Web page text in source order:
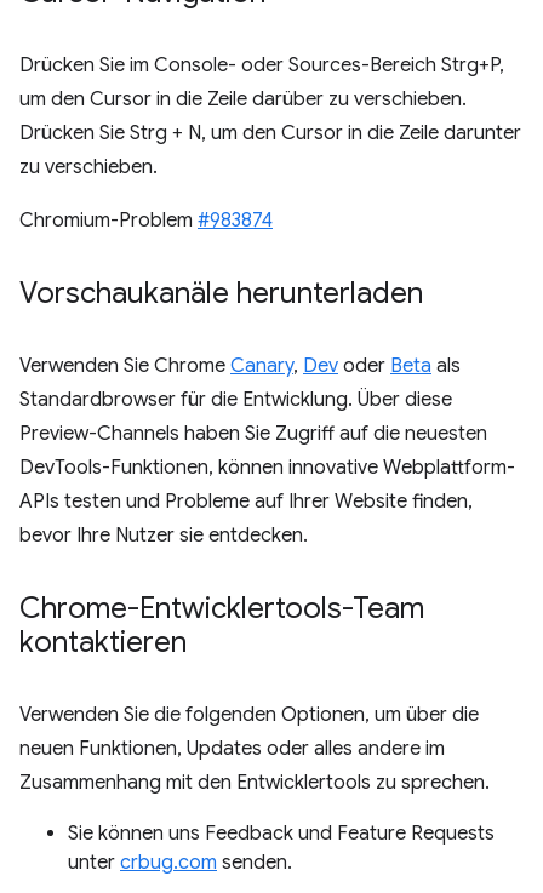
Drücken Sie im Console- oder Sources-Bereich Strg+P,
um den Cursor in die Zeile darüber zu verschieben.
Drücken Sie Strg + N, um den Cursor in die Zeile darunter
zu verschieben.
Chromium-Problem #983874
Vorschaukanäle herunterladen
Verwenden Sie Chrome Canary, Dev oder Beta als
Standardbrowser für die Entwicklung. Über diese
Preview-Channels haben Sie Zugriff auf die neuesten
DevTools-Funktionen, können innovative Webplattform-
APIs testen und Probleme auf Ihrer Website finden,
bevor Ihre Nutzer sie entdecken.
Chrome-Entwicklertools-Team
kontaktieren
Verwenden Sie die folgenden Optionen, um über die
neuen Funktionen, Updates oder alles andere im
Zusammenhang mit den Entwicklertools zu sprechen.
Sie können uns Feedback und Feature Requests
unter crbug.com senden.